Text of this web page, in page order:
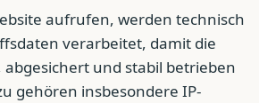
aufrufen, werden technisch
verarbeitet, damit die
abgesichert und stabil betrieben
gehören insbesondere IP-